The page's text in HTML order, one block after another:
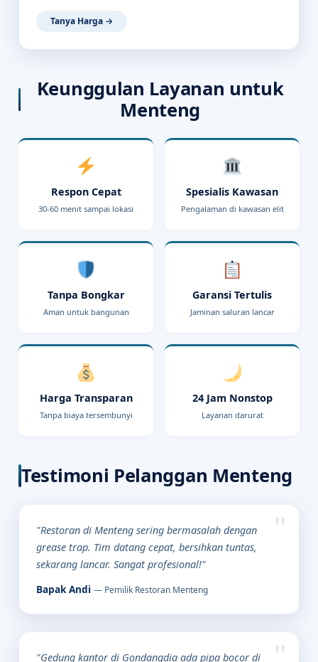
Tanya Harga →
Keunggulan Layanan untuk
Menteng
Respon Cepat
30-60 menit sampai lokasi
Spesialis Kawasan
Pengalaman di kawasan elit
Tanpa Bongkar
Aman untuk bangunan
Garansi Tertulis
Jaminan saluran lancar
Harga Transparan
Tanpa biaya tersembunyi
24 Jam Nonstop
Layanan darurat
Testimoni Pelanggan Menteng
"Restoran di Menteng sering bermasalah dengan
grease trap. Tim datang cepat, bersihkan tuntas,
sekarang lancar. Sangat profesional!"
Bapak Andi — Pemilik Restoran Menteng
"Gedung kantor di Gondangdia ada pipa bocor di